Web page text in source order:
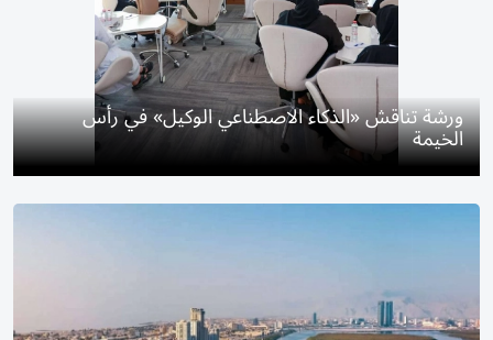
ورشة تناقش «الذكاء الاصطناعي الوكيل» في رأس
الخيمة